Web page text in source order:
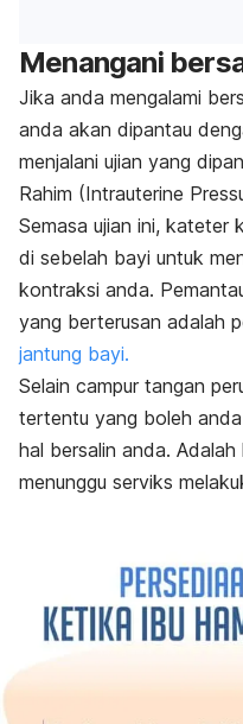
Menangani
Jika anda mengalami
anda akan dipantau
menjalani ujian yang
Rahim (Intrauterine
Semasa ujian ini, kateter
di sebelah bayi untuk
kontraksi anda.
yang berterusan adalah
jantung bayi.
Selain campur tangan
tertentu yang boleh
hal bersalin anda.
menunggu serviks